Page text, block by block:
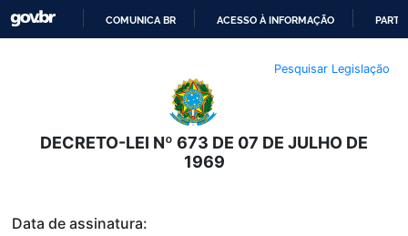
O
CONTEÚDO
COMUNICA BR ACESSO À INFORMAÇÃO
Pesquisar Legislação
DECRETO-LEI Nº 673 DE 07 DE JULHO DE
1969
Data de assinatura: